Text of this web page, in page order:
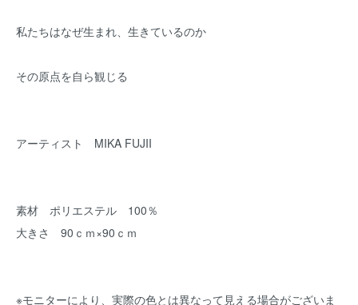
私たちはなぜ生まれ、生きているのか
その原点を自ら観じる
アーティスト MIKA FUJII
素材 ポリエステル 100％
大きさ 90ｃｍ×90ｃｍ
※モニターにより、実際の色とは異なって見える場合がございま